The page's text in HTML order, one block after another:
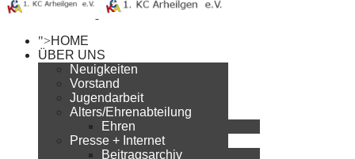
">HOME
ÜBER UNS
Neuigkeiten
Vorstand
Jugendarbeit
Alters/Ehrenabteilung
Ehren
Presse + Internet
Beitragsarchiv